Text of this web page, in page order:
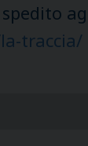
traccia/